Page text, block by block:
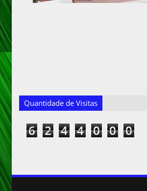
Quantidade de Visitas
6 2 4 4 0 0 0